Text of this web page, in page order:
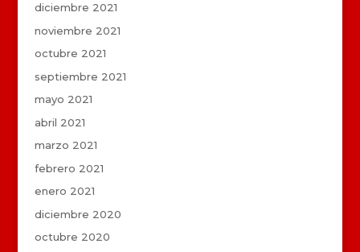
diciembre 2021
noviembre 2021
octubre 2021
septiembre 2021
mayo 2021
abril 2021
marzo 2021
febrero 2021
enero 2021
diciembre 2020
octubre 2020